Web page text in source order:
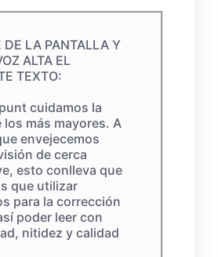
DE LA PANTALLA Y
ALTA EL
TEXTO:
cuidamos la
los más mayores. A
envejecemos
de cerca
esto conlleva que
que utilizar
para la corrección
poder leer con
nitidez y calidad